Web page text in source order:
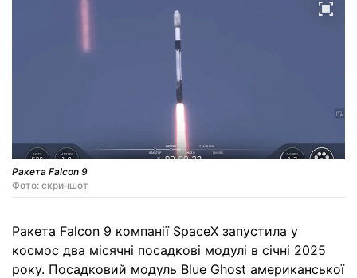
Ракета Falcon 9
Фото: скриншот
Ракета Falcon 9 компанії SpaceX запустила у
космос два місячні посадкові модулі в січні 2025
року. Посадковий модуль Blue Ghost американської